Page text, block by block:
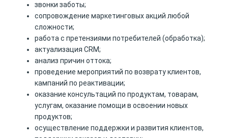
звонки заботы;
сопровождение маркетинговых акций любой
сложности;
работа с претензиями потребителей (обработка);
актуализация CRM;
анализ причин оттока;
проведение мероприятий по возврату клиентов,
кампаний по реактивации;
оказание консультаций по продуктам, товарам,
услугам, оказание помощи в освоении новых
продуктов;
осуществление поддержки и развития клиентов,